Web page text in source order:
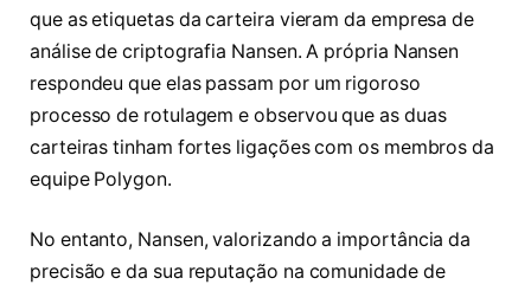
que as etiquetas da carteira vieram da empresa de
análise de criptografia Nansen. A própria Nansen
respondeu que elas passam por um rigoroso
processo de rotulagem e observou que as duas
carteiras tinham fortes ligações com os membros da
equipe Polygon.
No entanto, Nansen, valorizando a importância da
precisão e da sua reputação na comunidade de